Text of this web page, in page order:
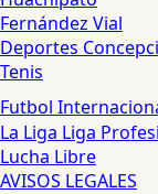
Fernández Vial
Deportes
Tenis
Futbol
La Liga Liga
Lucha Libre
AVISOS LEGALES